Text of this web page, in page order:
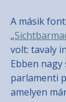
A másik
„
volt: tavaly
Ebben nagy
parlamenti
amelyen